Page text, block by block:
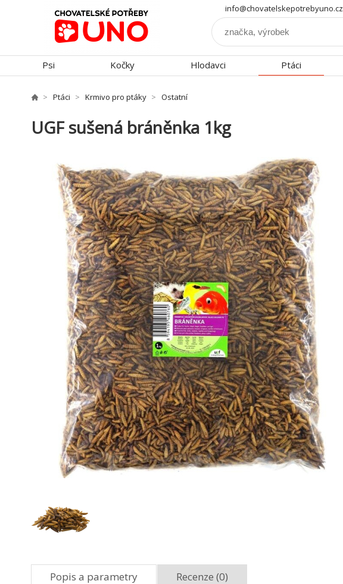
info@chovatelskepotrebyuno.cz
Psi Kočky Hlodavci Ptáci
Ptáci Krmivo pro ptáky Ostatní
UGF sušená bráněnka 1kg
Popis a parametry Recenze (0)